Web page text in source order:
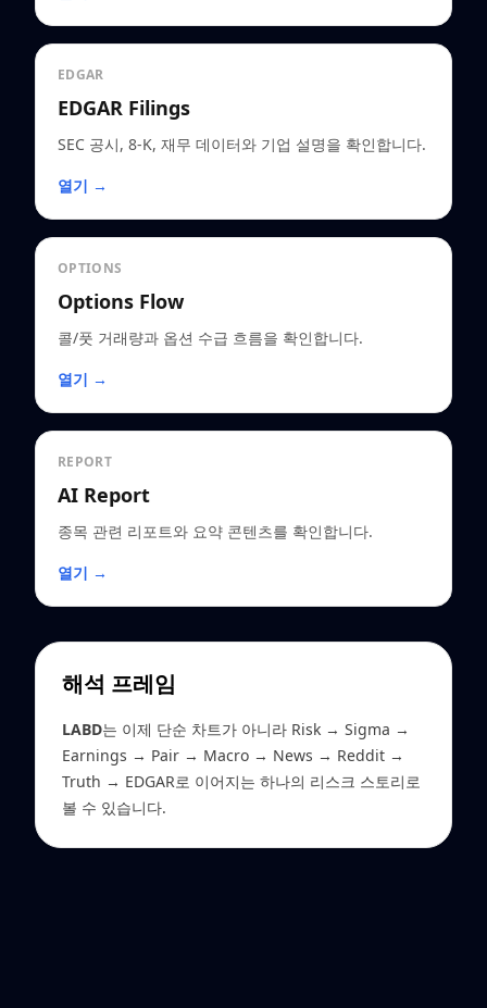
EDGAR
EDGAR Filings
SEC 공시, 8-K, 재무 데이터와 기업 설명을 확인합니다.
열기 →
OPTIONS
Options Flow
콜/풋 거래량과 옵션 수급 흐름을 확인합니다.
열기 →
REPORT
AI Report
종목 관련 리포트와 요약 콘텐츠를 확인합니다.
열기 →
해석 프레임
LABD는 이제 단순 차트가 아니라 Risk → Sigma →
Earnings → Pair → Macro → News → Reddit →
Truth → EDGAR로 이어지는 하나의 리스크 스토리로
볼 수 있습니다.